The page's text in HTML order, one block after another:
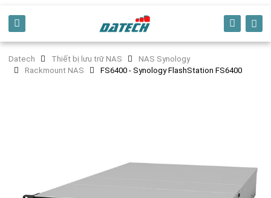
Datech Thiết bị lưu trữ NAS
NAS Synology
Rackmount NAS
FS6400 - Synology FlashStation FS6400